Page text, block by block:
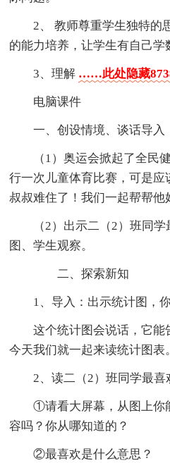
2、 教师尊重学生独特的
的能力培养，让学生有自己学
3、理解 ……此处隐藏
电脑课件
一、创设情境、谈话导入
（1）奥运会掀起了全民
行一次儿童体育比赛，可是
叔叔难住了！我们一起帮帮他
（2）出示二（2）班同
图、学生观察。
二、探索新知
1、导入：出示统计图，
这个统计图会说话，它能
今天我们就一起来读统计图表
2、读二（2）班同学最喜
①请看大屏幕，从图上你
容吗？你从哪知道的？
②最喜欢是什么意思？